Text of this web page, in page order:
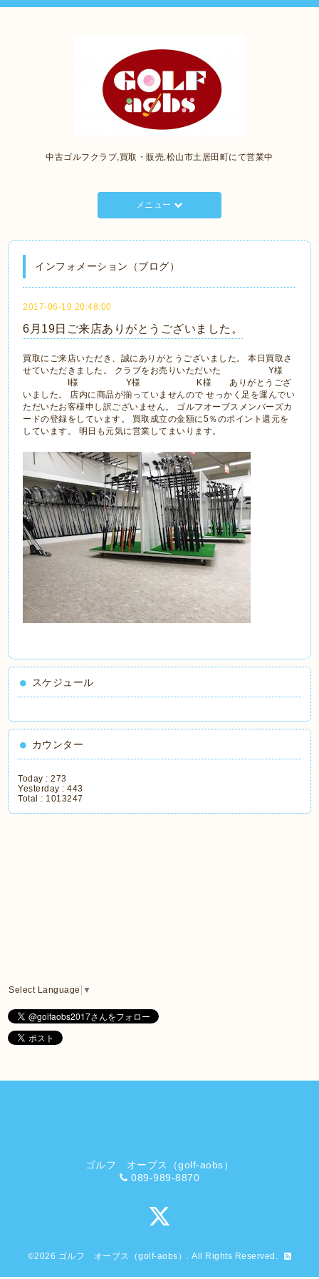
中古ゴルフクラブ,買取・販売,松山市土居田町にて営業中
メニュー
インフォメーション（ブログ）
2017-06-19 20:48:00
6月19日ご来店ありがとうございました。
買取にご来店いただき、誠にありがとうございました。 本日買取さ
せていただきました。 クラブをお売りいただいた Y様
I様 Y様 K様 ありがとうござ
いました。 店内に商品が揃っていませんので せっかく足を運んでい
ただいたお客様申し訳ございません。 ゴルフオーブスメンバーズカ
ードの登録をしています。 買取成立の金額に5％のポイント還元を
しています。 明日も元気に営業してまいります。
スケジュール
カウンター
Today :273
Yesterday :443
Total : 1013247
Select Language ▼
ゴルフ オーブス（golf-aobs）
089-989-8870
©2026 ゴルフ オーブス（golf-aobs） . All Rights Reserved.